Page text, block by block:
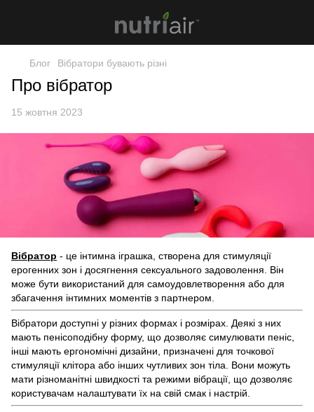
Блог Вібратори бувають різні
Про вібратор
15 жовтня 2023
Вібратор - це інтимна іграшка, створена для стимуляції
ерогенних зон і досягнення сексуального задоволення. Він
може бути використаний для самоудовлетворення або для
збагачення інтимних моментів з партнером.
Вібратори доступні у різних формах і розмірах. Деякі з них
мають пенісоподібну форму, що дозволяє симулювати пеніс,
інші мають ергономічні дизайни, призначені для точкової
стимуляції клітора або інших чутливих зон тіла. Вони можуть
мати різноманітні швидкості та режими вібрації, що дозволяє
користувачам налаштувати їх на свій смак і настрій.